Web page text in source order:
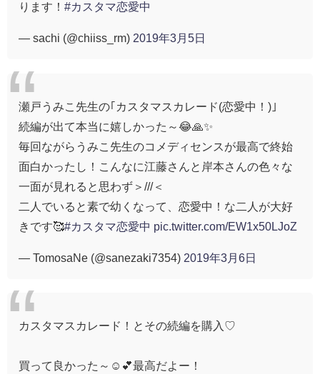
ります！ #カスタマ恋愛中
— sachi (@chiiss_rm) 2019年3月5日
瀬戸うみこ先生の｢カスタマスカレード(恋愛中！)｣
続編が出て本当に嬉しかった～😂🙏✨
毎回ながらうみこ先生のコメディセンスが最高で終始
面白かったし！こんなに江藤さんと岸本さんの色々な
一面が見れると思わず＞///＜
二人でいると素で幼くなって、恋愛中！な二人が大好
きです🥰#カスタマ恋愛中 pic.twitter.com/EW1x50LJoZ
— TomosaNe (@sanezaki7354) 2019年3月6日
カスタマスカレード！とその続編を購入♡
買って良かった～☺️︎💕︎最高だよー！